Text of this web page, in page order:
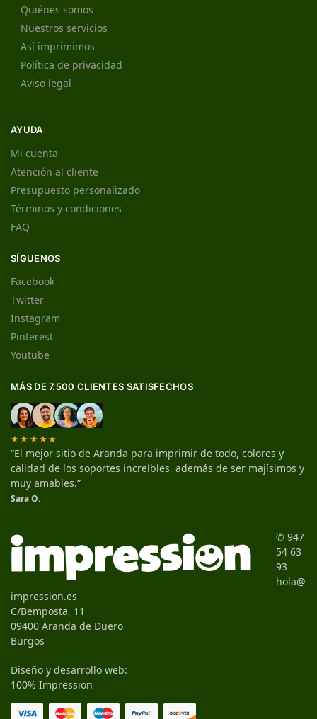
Quiénes somos
Nuestros servicios
Así imprimimos
Política de privacidad
Aviso legal
AYUDA
Mi cuenta
Atención al cliente
Presupuesto personalizado
Términos y condiciones
FAQ
SÍGUENOS
Facebook
Twitter
Instagram
Pinterest
Youtube
MÁS DE 7.500 CLIENTES SATISFECHOS
★★★★★
“El mejor sitio de Aranda para imprimir de todo, colores y
calidad de los soportes increíbles, además de ser majísimos y
muy amables.”
Sara O.
✆ 947
54 63
93
hola@
impression.es
C/Bemposta, 11
09400 Aranda de Duero
Burgos
Diseño y desarrollo web:
100% Impression